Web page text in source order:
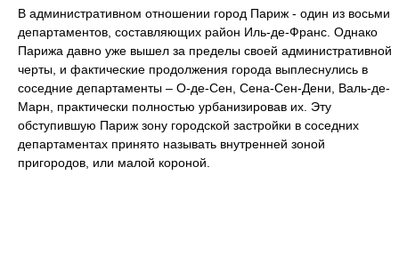
В административном отношении город Париж - один из восьми
департаментов, составляющих район Иль-де-Франс. Однако
Парижа давно уже вышел за пределы своей административной
черты, и фактические продолжения города выплеснулись в
соседние департаменты – О-де-Сен, Сена-Сен‑Дени, Валь-де-
Марн, практически полностью урбанизировав их. Эту
обступившую Париж зону городской застройки в соседних
департаментах принято называть внутренней зоной
пригородов, или малой короной.